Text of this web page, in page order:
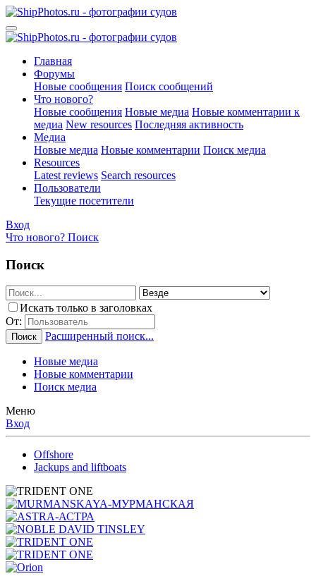
Главная
Форумы
Новые сообщения Поиск сообщений
Что нового?
Новые сообщения Новые медиа Новые комментарии к
медиа New resources Последняя активность
Медиа
Новые медиа Новые комментарии Поиск медиа
Resources
Latest reviews Search resources
Пользователи
Текущие посетители
Вход
Что нового? Поиск
Поиск
Искать только в заголовках
От:
Поиск Расширенный поиск...
Новые медиа
Новые комментарии
Поиск медиа
Меню
Вход
Offshore
Jackups and liftboats